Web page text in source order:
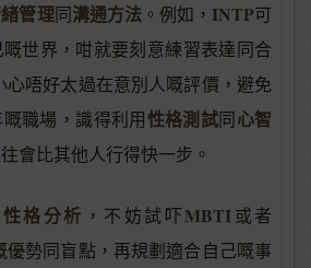
管理同溝通方法。例如， INTP可
世界，咁就要刻意練習表達同合
心唔好太過在意別人嘅評價，避免
職場，識得利用性格測試同心智
會比其他人行得快一步。
性格分析 ，不妨試吓MBTI或者
優勢同盲點，再規劃適合自己嘅事